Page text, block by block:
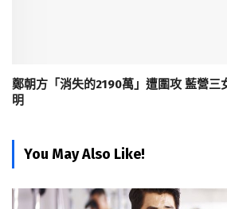
鄭朝方「消失的2190萬」遭圍攻 藍營三
明
You May Also Like!